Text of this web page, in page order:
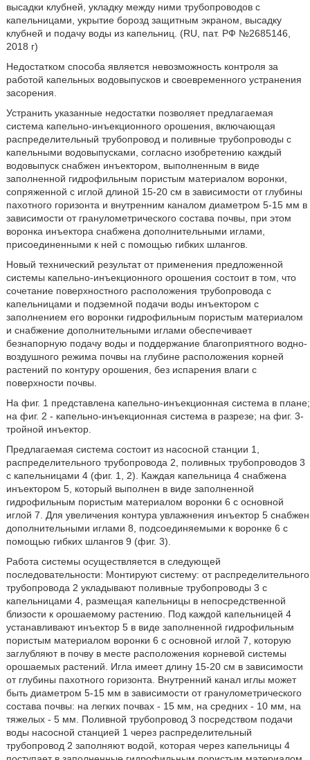
высадки клубней, укладку между ними трубопроводов с
капельницами, укрытие борозд защитным экраном, высадку
клубней и подачу воды из капельниц. (RU, пат. РФ №2685146,
2018 г)
Недостатком способа является невозможность контроля за
работой капельных водовыпусков и своевременного устранения
засорения.
Устранить указанные недостатки позволяет предлагаемая
система капельно-инъекционного орошения, включающая
распределительный трубопровод и поливные трубопроводы с
капельными водовыпусками, согласно изобретению каждый
водовыпуск снабжен инъектором, выполненным в виде
заполненной гидрофильным пористым материалом воронки,
сопряженной с иглой длиной 15-20 см в зависимости от глубины
пахотного горизонта и внутренним каналом диаметром 5-15 мм в
зависимости от гранулометрического состава почвы, при этом
воронка инъектора снабжена дополнительными иглами,
присоединенными к ней с помощью гибких шлангов.
Новый технический результат от применения предложенной
системы капельно-инъекционного орошения состоит в том, что
сочетание поверхностного расположения трубопровода с
капельницами и подземной подачи воды инъектором с
заполнением его воронки гидрофильным пористым материалом
и снабжение дополнительными иглами обеспечивает
безнапорную подачу воды и поддержание благоприятного водно-
воздушного режима почвы на глубине расположения корней
растений по контуру орошения, без испарения влаги с
поверхности почвы.
На фиг. 1 представлена капельно-инъекционная система в плане;
на фиг. 2 - капельно-инъекционная система в разрезе; на фиг. 3-
тройной инъектор.
Предлагаемая система состоит из насосной станции 1,
распределительного трубопровода 2, поливных трубопроводов 3
с капельницами 4 (фиг. 1, 2). Каждая капельница 4 снабжена
инъектором 5, который выполнен в виде заполненной
гидрофильным пористым материалом воронки 6 с основной
иглой 7. Для увеличения контура увлажнения инъектор 5 снабжен
дополнительными иглами 8, подсоединяемыми к воронке 6 с
помощью гибких шлангов 9 (фиг. 3).
Работа системы осуществляется в следующей
последовательности: Монтируют систему: от распределительного
трубопровода 2 укладывают поливные трубопроводы 3 с
капельницами 4, размещая капельницы в непосредственной
близости к орошаемому растению. Под каждой капельницей 4
устанавливают инъектор 5 в виде заполненной гидрофильным
пористым материалом воронки 6 с основной иглой 7, которую
заглубляют в почву в месте расположения корневой системы
орошаемых растений. Игла имеет длину 15-20 см в зависимости
от глубины пахотного горизонта. Внутренний канал иглы может
быть диаметром 5-15 мм в зависимости от гранулометрического
состава почвы: на легких почвах - 15 мм, на средних - 10 мм, на
тяжелых - 5 мм. Поливной трубопровод 3 посредством подачи
воды насосной станцией 1 через распределительный
трубопровод 2 заполняют водой, которая через капельницы 4